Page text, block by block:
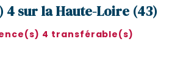
4 sur la Haute-Loire (43)
4 transférable(s)